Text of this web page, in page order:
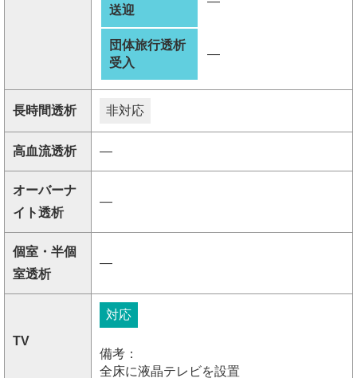
送迎
団体旅行透析
受入
―
長時間透析 非対応
高血流透析 ―
オーバーナ
イト透析
―
個室・半個
室透析
―
TV
対応
備考：
全床に液晶テレビを設置